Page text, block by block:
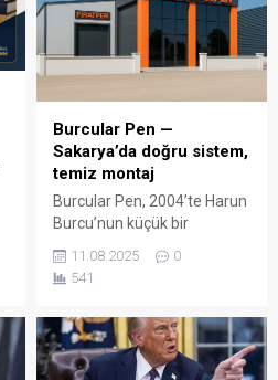
Burcular Pen —
Sakarya’da doğru sistem,
temiz montaj
Burcular Pen, 2004’te Harun
Burcu’nun küçük bir
atölyede attığı adımla
başladı; bugün Serdivan’daki
147 m² showroomu ve 750
Sakarya ve çevre ilçelerde
PVC doğrama, cam balkon,
11.08.2025
0
541